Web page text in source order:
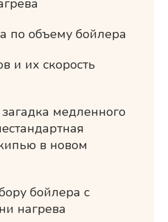
по объему бойлера
и их скорость
медленного
в новом
бойлера с
нагрева